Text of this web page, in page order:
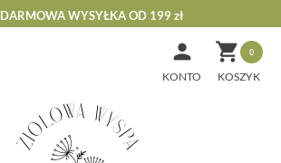
DARMOWA WYSYŁKA OD 199 zł
 0

KONTO